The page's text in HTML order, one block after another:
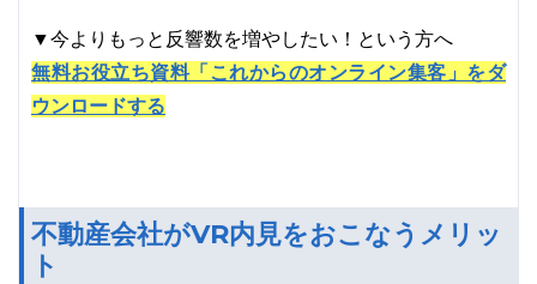
▼今よりもっと反響数を増やしたい！という方へ
無料お役立ち資料「これからのオンライン集客」をダ
ウンロードする
不動産会社がVR内見をおこなうメリッ
ト